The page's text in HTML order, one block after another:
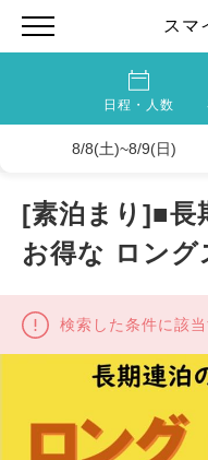
スマ
日程・人数
8/8(土)~8/9(日)
[素泊まり]■長
お得な ロング
検索した条件に該